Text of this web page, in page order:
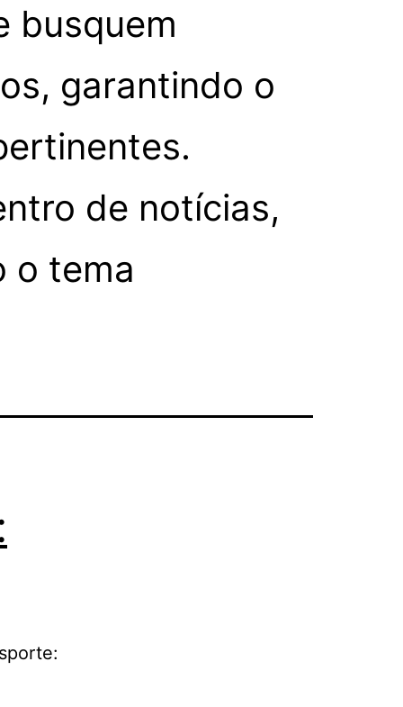
busquem
garantindo o
de notícias,
o tema